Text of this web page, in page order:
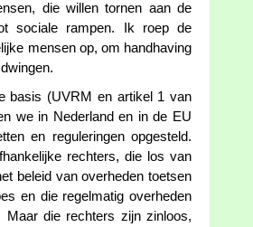
die willen tornen aan de
sociale rampen. Ik roep de
mensen op, om handhaving
basis (UVRM en artikel 1 van
we in Nederland en in de EU
en reguleringen opgesteld.
rechters, die los van
beleid van overheden toetsen
en die regelmatig overheden
Maar die rechters zijn zinloos,